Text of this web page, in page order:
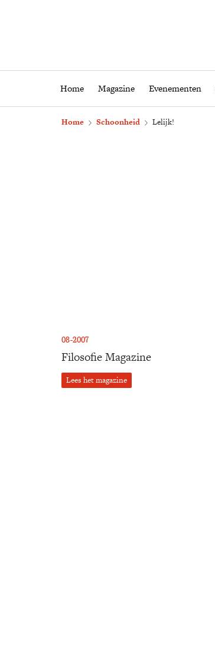
Home Magazine Evenementen
Home Magazine
Home Schoonheid Lelijk!
08-2007
Filosofie Magazine
Lees het magazine